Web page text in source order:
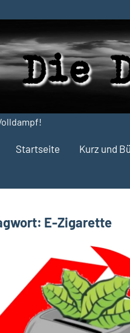
Startseite Kurz und
E-Zigarette